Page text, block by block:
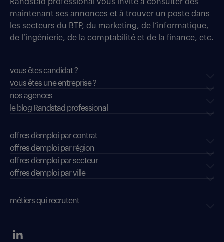
maintenant ses annonces et à trouver un poste dans
les secteurs du BTP, du marketing, de l’informatique,
de l’ingénierie, de la comptabilité et de la finance, etc.
vous êtes candidat ?
vous êtes une entreprise ?
nos agences
le blog Randstad professional
offres d'emploi par contrat
offres d'emploi par région
offres d'emploi par secteur
offres d’emploi par ville
métiers qui recrutent